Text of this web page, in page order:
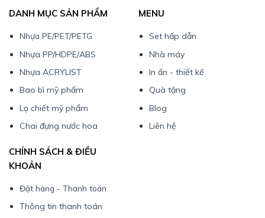
DANH MỤC SẢN PHẨM
Nhựa PE/PET/PETG
Nhựa PP/HDPE/ABS
Nhựa ACRYLIST
Bao bì mỹ phẩm
Lọ chiết mỹ phẩm
Chai đựng nước hoa
MENU
Set hấp dẫn
Nhà máy
In ấn - thiết kế
Quà tặng
Blog
Liên hệ
CHÍNH SÁCH & ĐIỀU
KHOẢN
Đặt hàng - Thanh toán
Thông tin thanh toán